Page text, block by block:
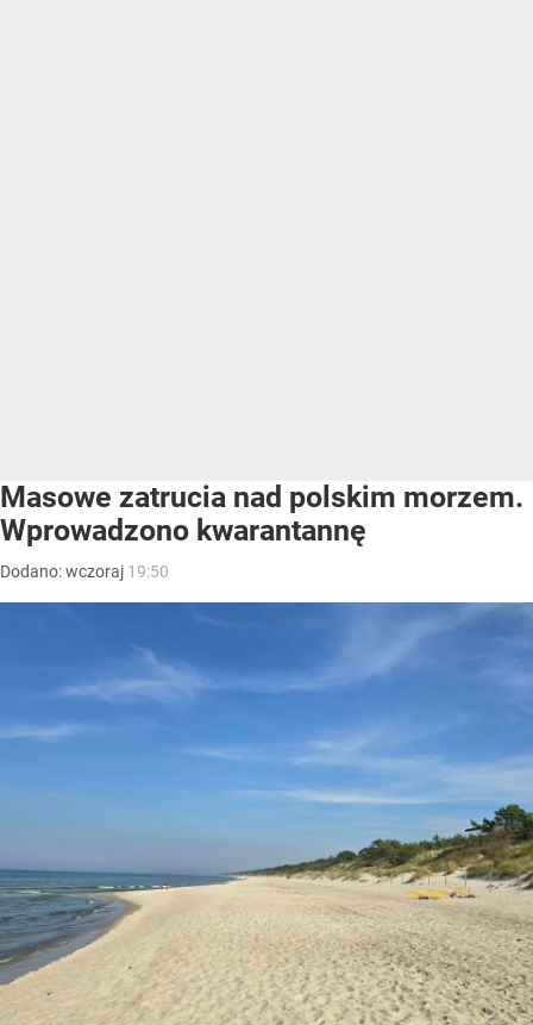
Masowe zatrucia nad polskim morzem.
Wprowadzono kwarantannę
Dodano:wczoraj 19:50